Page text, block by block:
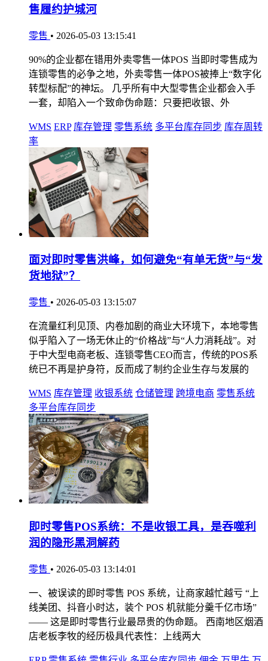
售履约护城河
零售 • 2026-05-03 13:15:41
90%的企业都在错用外卖零售一体POS 当即时零售成为
连锁零售的必争之地，外卖零售一体POS被捧上“数字化
转型标配”的神坛。 几乎所有中大型零售企业都会入手
一套，却陷入一个致命伪命题：只要把收银、外
WMS ERP 库存管理 零售系统 多平台库存同步 库存周转
率
面对即时零售洪峰，如何避免“有单无货”与“发
货地狱”？
零售 • 2026-05-03 13:15:07
在流量红利见顶、内卷加剧的商业大环境下，本地零售
似乎陷入了一场无休止的“价格战”与“人力消耗战”。对
于中大型电商老板、连锁零售CEO而言，传统的POS系
统已不再是护身符，反而成了制约企业生存与发展的
WMS 库存管理 收银系统 仓储管理 跨境电商 零售系统
多平台库存同步
即时零售POS系统：不是收银工具，是吞噬利
润的隐形黑洞解药
零售 • 2026-05-03 13:14:01
一、被误读的即时零售 POS 系统，让商家越忙越亏 “上
线美团、抖音小时达，装个 POS 机就能分羹千亿市场”
—— 这是即时零售行业最昂贵的伪命题。 西南地区烟酒
店老板李牧的经历极具代表性：上线两大